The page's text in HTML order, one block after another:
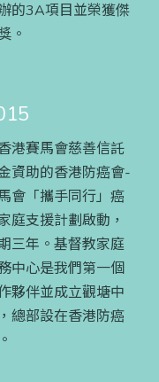
的3A項目並榮獲傑
。
港賽馬會慈善信託
資助的香港防癌會-
會「攜手同行」癌
庭支援計劃啟動，
三年。基督教家庭
中心是我們第一個
夥伴並成立觀塘中
總部設在香港防癌